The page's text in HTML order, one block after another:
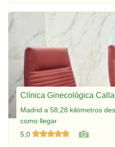
Clínica Ginecológica
Madrid a 58,28 kilómetros
como llegar
5,0